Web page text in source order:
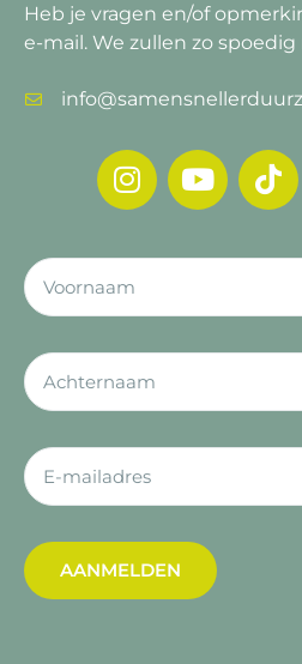
Heb je vragen en/of
e-mail. We zullen zo
AANMELDEN